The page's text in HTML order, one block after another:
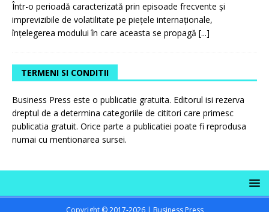
Într-o perioadă caracterizată prin episoade frecvente și
imprevizibile de volatilitate pe piețele internaționale,
înțelegerea modului în care aceasta se propagă [...]
TERMENI SI CONDITII
Business Press este o publicatie gratuita. Editorul isi rezerva
dreptul de a determina categoriile de cititori care primesc
publicatia gratuit. Orice parte a publicatiei poate fi reprodusa
numai cu mentionarea sursei.